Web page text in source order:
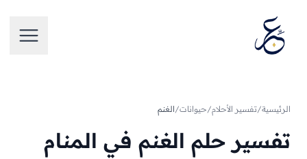
فتح
الرئيسية/تفسير الأحلام/حيوانات/الغنم
تفسير حلم الغنم في المنام